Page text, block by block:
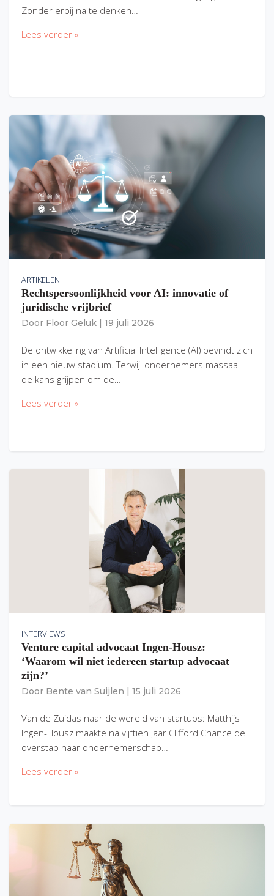
Zonder erbij na te denken…
Lees verder »
ARTIKELEN
Rechtspersoonlijkheid voor AI: innovatie of
juridische vrijbrief
Door Floor Geluk 19 juli 2026
De ontwikkeling van Artificial Intelligence (AI) bevindt zich
in een nieuw stadium. Terwijl ondernemers massaal
de kans grijpen om de…
Lees verder »
INTERVIEWS
Venture capital advocaat Ingen-Housz:
‘Waarom wil niet iedereen startup advocaat
zijn?’
Door Bente van Suijlen 15 juli 2026
Van de Zuidas naar de wereld van startups: Matthijs
Ingen-Housz maakte na vijftien jaar Clifford Chance de
overstap naar ondernemerschap…
Lees verder »